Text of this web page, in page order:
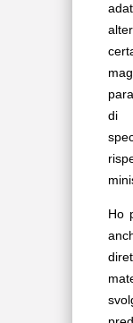
di
Ho